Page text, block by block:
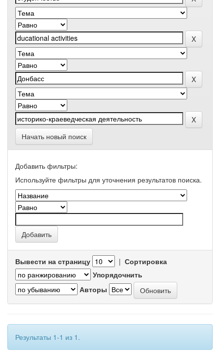
Начать новый поиск
Добавить фильтры:
Используйте фильтры для уточнения результатов поиска.
Вывести на страницу | Сортировка
Упорядочнить
Авторы
Результаты 1-1 из 1.